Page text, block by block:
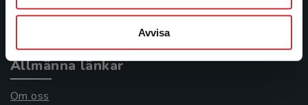
Avvisa
Allmänna länkar
Om oss